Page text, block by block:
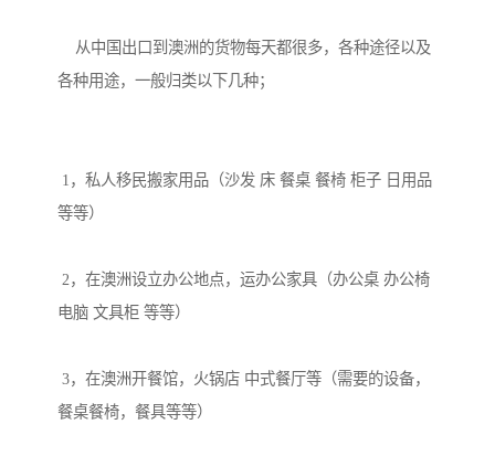
各种用途，一般归类以下几种；
等等）
电脑 文具柜 等等）
餐桌餐椅，餐具等等）